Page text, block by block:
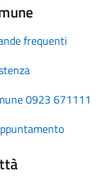
frequenti
0923 671111